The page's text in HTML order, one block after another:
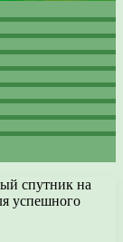
спутник на
успешного